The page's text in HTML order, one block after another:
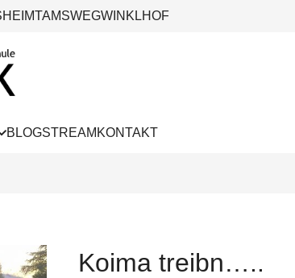
TAMSWEGWINKLHOF
BLOGSTREAM KONTAKT
Koima treibn…..